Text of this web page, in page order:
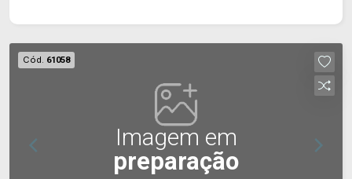
Cód. 61058
Imagem em
preparação